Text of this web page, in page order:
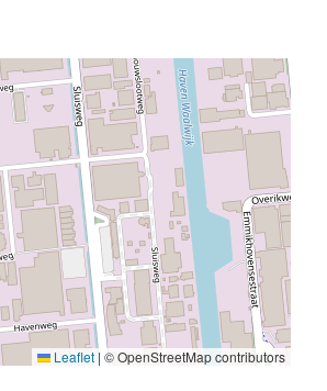
Leaflet | © OpenStreetMap contributors